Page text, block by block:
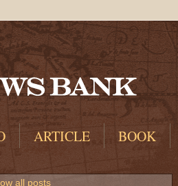
ARTICLE BOOK
all posts